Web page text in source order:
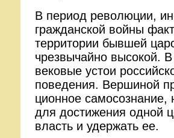
В период революции,
граждан­ской войны
территории бывшей
чрезвычайно высокой.
вековые устои
поведения. Вершиной
ционное
для достиже­ния одной
власть и удержать ее.